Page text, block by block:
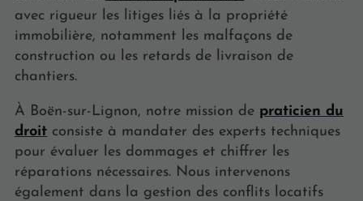
avec rigueur les litiges liés à la propriété
immobilière, notamment les malfaçons de
construction ou les retards de livraison de
chantiers.
À Boën-sur-Lignon, notre mission de praticien du
droit consiste à mandater des experts techniques
pour évaluer les dommages et chiffrer les
réparations nécessaires. Nous intervenons
également dans la gestion des conflits locatifs